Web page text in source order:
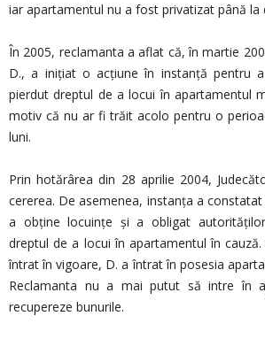
iar apartamentul nu a fost privatizat până la
În 2005, reclamanta a aflat că, în martie
D., a inițiat o acțiune în instanță pentru
pierdut dreptul de a locui în apartamentul
motiv că nu ar fi trăit acolo pentru o
luni.
Prin hotărârea din 28 aprilie 2004,
cererea. De asemenea, instanța a
a obține locuințe și a obligat
dreptul de a locui în apartamentul în
întrat în vigoare, D. a întrat în posesia
Reclamanta nu a mai putut să intre în
recupereze bunurile.